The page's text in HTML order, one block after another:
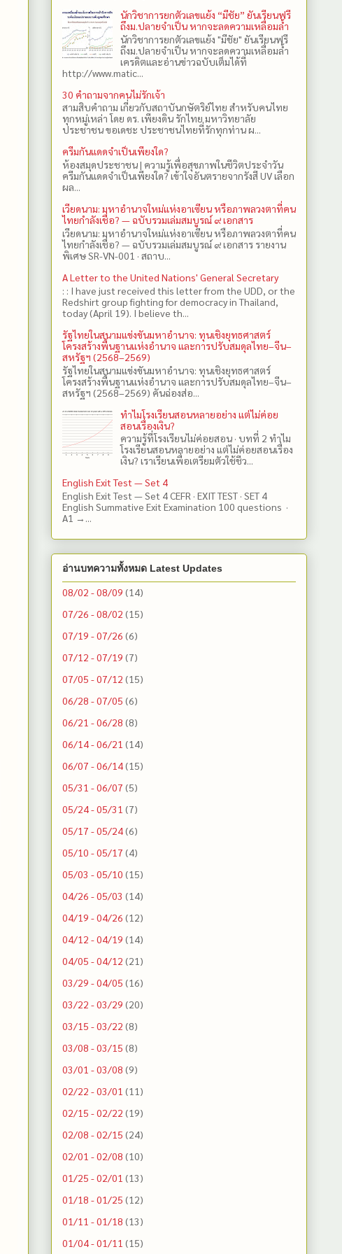
นักวิชาการยกตัวเลขแย้ง “มีชัย” ยันเรียนฟรี
ถึงม.ปลายจำเป็น หากจะลดความเหลื่อมล้ำ
นักวิชาการยกตัวเลขแย้ง "มีชัย" ยันเรียนฟรี
ถึงม.ปลายจำเป็น หากจะลดความเหลื่อมล้ำ
เครดิตและอ่านข่าวฉบับเต็มได้ที่
http://www.matic...
30 คำถามจากคนไม่รักเจ้า
สามสิบคำถาม เกี่ยวกับสถาบันกษัตริย์ไทย สำหรับคนไทย
ทุกหมู่เหล่า โดย ดร.​ เพียงดิน รักไทย มหาวิทยาลัย
ประชาชน ขอเดชะ ประชาชนไทยที่รักทุกท่าน ผ...
ครีมกันแดดจำเป็นเพียงใด?
ห้องสมุดประชาชน | ความรู้เพื่อสุขภาพในชีวิตประจำวัน
ครีมกันแดดจำเป็นเพียงใด? เข้าใจอันตรายจากรังสี UV เลือก
ผล...
เวียดนาม: มหาอำนาจใหม่แห่งอาเซียน หรือภาพลวงตาที่คน
ไทยกำลังเชื่อ? — ฉบับรวมเล่มสมบูรณ์ ๙ เอกสาร
เวียดนาม: มหาอำนาจใหม่แห่งอาเซียน หรือภาพลวงตาที่คน
ไทยกำลังเชื่อ? — ฉบับรวมเล่มสมบูรณ์ ๙ เอกสาร รายงาน
พิเศษ SR-VN-001 · สถาบ...
A Letter to the United Nations' General Secretary
: : I have just received this letter from the UDD, or the
Redshirt group fighting for democracy in Thailand,
today (April 19). I believe th...
รัฐไทยในสนามแข่งขันมหาอำนาจ: ทุนเชิงยุทธศาสตร์
โครงสร้างพื้นฐานแห่งอำนาจ และการปรับสมดุลไทย–จีน–
สหรัฐฯ (2568–2569)
รัฐไทยในสนามแข่งขันมหาอำนาจ: ทุนเชิงยุทธศาสตร์
โครงสร้างพื้นฐานแห่งอำนาจ และการปรับสมดุลไทย–จีน–
สหรัฐฯ (2568–2569) คันฉ่องส่อ...
ทำไมโรงเรียนสอนหลายอย่าง แต่ไม่ค่อย
สอนเรื่องเงิน?
ความรู้ที่โรงเรียนไม่ค่อยสอน · บทที่ 2 ทำไม
โรงเรียนสอนหลายอย่าง แต่ไม่ค่อยสอนเรื่อง
เงิน? เราเรียนเพื่อเตรียมตัวใช้ชีว...
English Exit Test — Set 4
English Exit Test — Set 4 CEFR · EXIT TEST · SET 4
English Summative Exit Examination 100 questions ·
A1 →...
อ่านบทความทั้งหมด Latest Updates
08/02 - 08/09 (14)
07/26 - 08/02 (15)
07/19 - 07/26 (6)
07/12 - 07/19 (7)
07/05 - 07/12 (15)
06/28 - 07/05 (6)
06/21 - 06/28 (8)
06/14 - 06/21 (14)
06/07 - 06/14(15)
05/31 - 06/07 (5)
05/24 - 05/31 (7)
05/17 - 05/24(6)
05/10 - 05/17 (4)
05/03 - 05/10 (15)
04/26 - 05/03 (14)
04/19 - 04/26 (12)
04/12 - 04/19 (14)
04/05 - 04/12 (21)
03/29 - 04/05 (16)
03/22 - 03/29 (20)
03/15 - 03/22 (8)
03/08 - 03/15 (8)
03/01 - 03/08 (9)
02/22 - 03/01 (11)
02/15 - 02/22 (19)
02/08 - 02/15 (24)
02/01 - 02/08 (10)
01/25 - 02/01 (13)
01/18 - 01/25 (12)
01/11 - 01/18 (13)
01/04 - 01/11 (15)